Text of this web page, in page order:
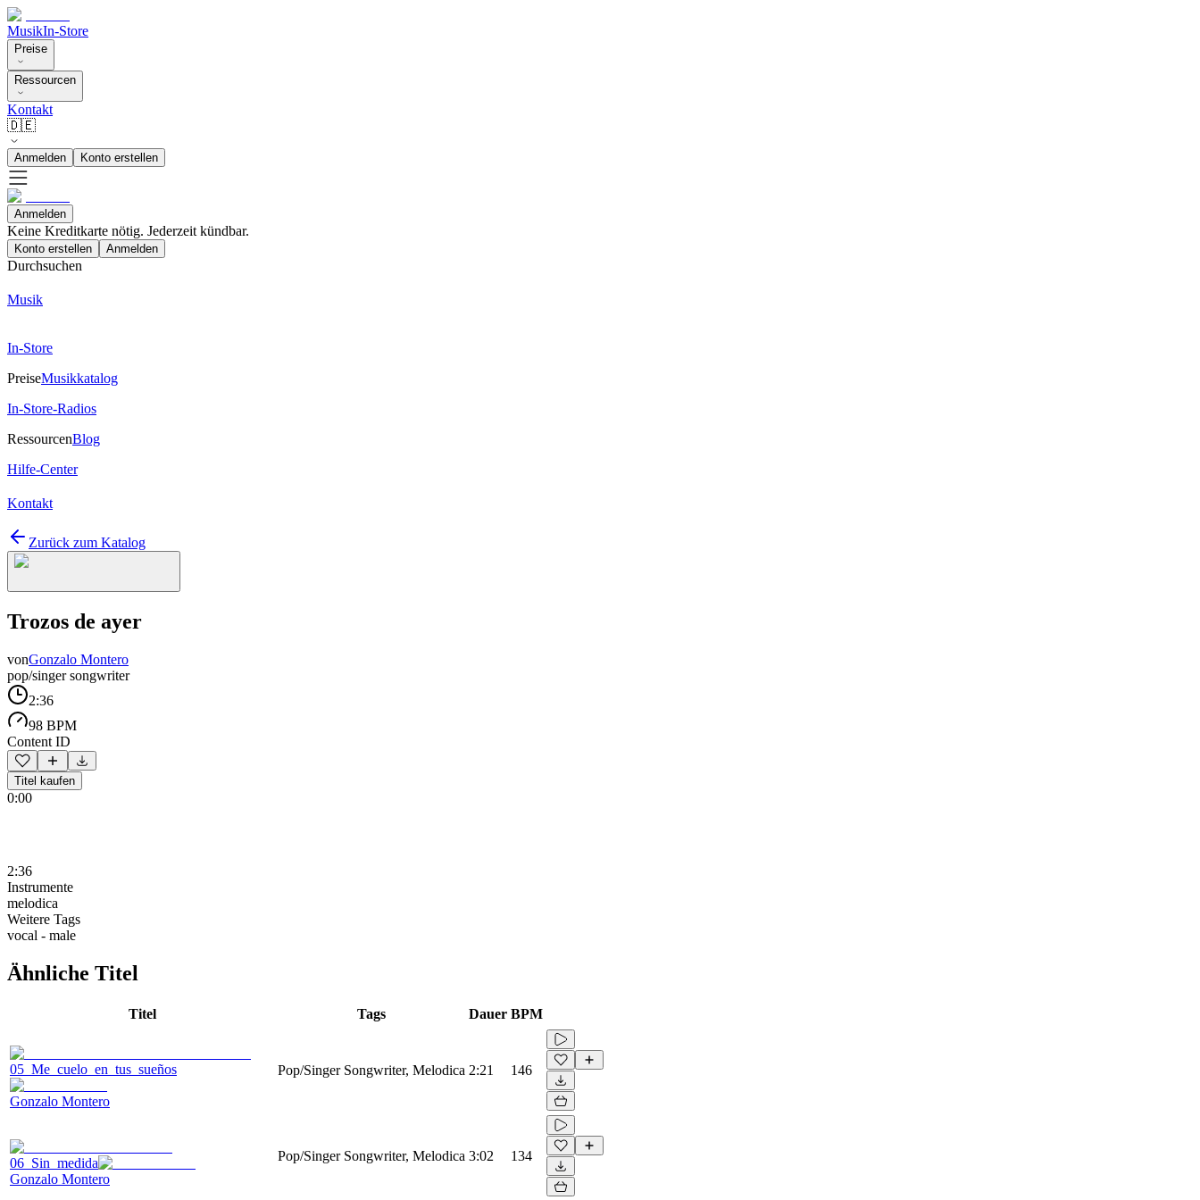
MusikIn-Store
Preise
Ressourcen
Kontakt
🇩🇪
Anmelden Konto erstellen
Anmelden
Keine Kreditkarte nötig. Jederzeit kündbar.
Konto erstellen Anmelden
Durchsuchen
Musik
In-Store
PreiseMusikkatalog
In-Store-Radios
RessourcenBlog
Hilfe-Center
Kontakt
Zurück zum Katalog
Trozos de ayer
vonGonzalo Montero
pop/singer songwriter
2:36
98 BPM
Content ID
Titel kaufen
0:00
2:36
Instrumente
melodica
Weitere Tags
vocal - male
Ähnliche Titel
Titel Tags Dauer BPM
05_Me_cuelo_en_tus_sueños
Gonzalo Montero
Pop/Singer Songwriter, Melodica 2:21 146
06_Sin_medida
Gonzalo Montero
Pop/Singer Songwriter, Melodica 3:02 134